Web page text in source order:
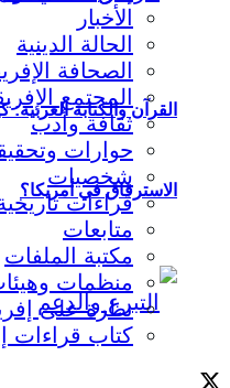
القرآن والكتابة
الاسترقاق في أمريكا؟
الأخبار
الحالة الدينية
الصحافة
المجتمع
ثقافة وأدب
حوارات
شخصيات
قراءات
متابعات
مكتبة الملفات
منظمات
نظرة على
كتاب قراءات